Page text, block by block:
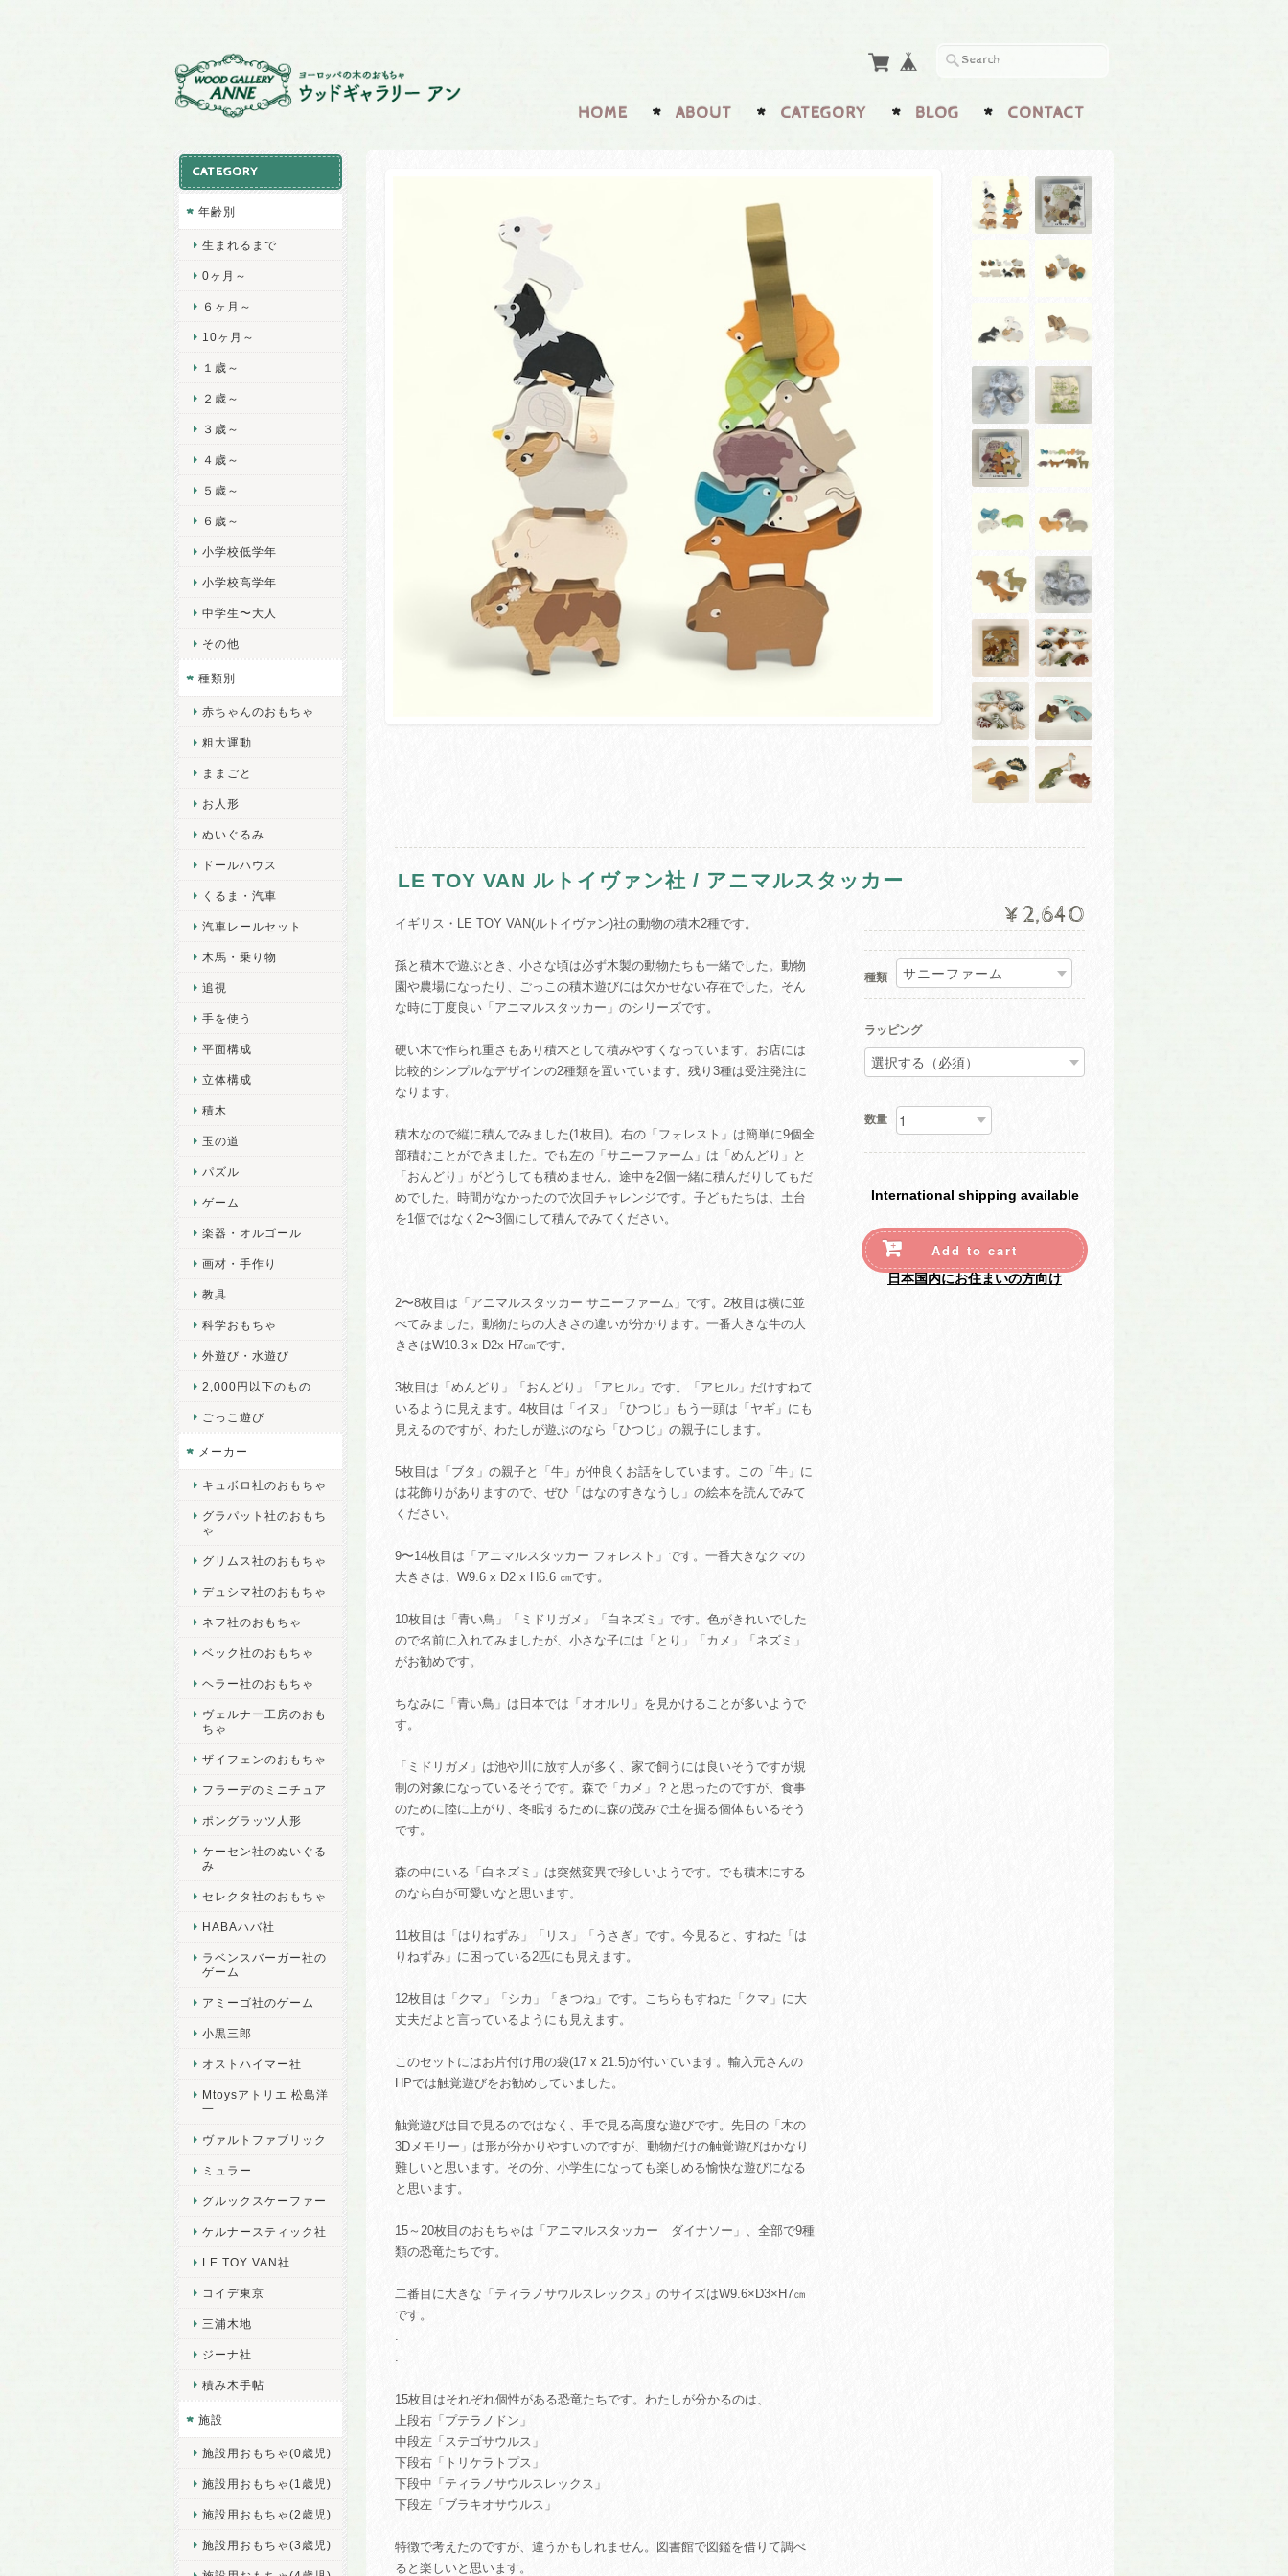
HOME ABOUT CATEGORY BLOG CONTACT
LE TOY VAN ルトイヴァン社 / アニマルスタッカー
イギリス・LE TOY VAN(ルトイヴァン)社の動物の積木2種です。
孫と積木で遊ぶとき、小さな頃は必ず木製の動物たちも一緒でした。動物
園や農場になったり、ごっこの積木遊びには欠かせない存在でした。そん
な時に丁度良い「アニマルスタッカー」のシリーズです。
硬い木で作られ重さもあり積木として積みやすくなっています。お店には
比較的シンプルなデザインの2種類を置いています。残り3種は受注発注に
なります。
積木なので縦に積んでみました(1枚目)。右の「フォレスト」は簡単に9個全
部積むことができました。でも左の「サニーファーム」は「めんどり」と
「おんどり」がどうしても積めません。途中を2個一緒に積んだりしてもだ
めでした。時間がなかったので次回チャレンジです。子どもたちは、土台
を1個ではなく2〜3個にして積んでみてください。
2〜8枚目は「アニマルスタッカー サニーファーム」です。2枚目は横に並
べてみました。動物たちの大きさの違いが分かります。一番大きな牛の大
きさはW10.3 x D2x H7㎝です。
3枚目は「めんどり」「おんどり」「アヒル」です。「アヒル」だけすねて
いるように見えます。4枚目は「イヌ」「ひつじ」もう一頭は「ヤギ」にも
見えるのですが、わたしが遊ぶのなら「ひつじ」の親子にします。
5枚目は「ブタ」の親子と「牛」が仲良くお話をしています。この「牛」に
は花飾りがありますので、ぜひ「はなのすきなうし」の絵本を読んでみて
ください。
9〜14枚目は「アニマルスタッカー フォレスト」です。一番大きなクマの
大きさは、W9.6 x D2 x H6.6 ㎝です。
10枚目は「青い鳥」「ミドリガメ」「白ネズミ」です。色がきれいでした
ので名前に入れてみましたが、小さな子には「とり」「カメ」「ネズミ」
がお勧めです。
ちなみに「青い鳥」は日本では「オオルリ」を見かけることが多いようで
す。
「ミドリガメ」は池や川に放す人が多く、家で飼うには良いそうですが規
制の対象になっているそうです。森で「カメ」？と思ったのですが、食事
のために陸に上がり、冬眠するために森の茂みで土を掘る個体もいるそう
です。
森の中にいる「白ネズミ」は突然変異で珍しいようです。でも積木にする
のなら白が可愛いなと思います。
11枚目は「はりねずみ」「リス」「うさぎ」です。今見ると、すねた「は
りねずみ」に困っている2匹にも見えます。
12枚目は「クマ」「シカ」「きつね」です。こちらもすねた「クマ」に大
丈夫だよと言っているようにも見えます。
このセットにはお片付け用の袋(17 x 21.5)が付いています。輸入元さんの
HPでは触覚遊びをお勧めしていました。
触覚遊びは目で見るのではなく、手で見る高度な遊びです。先日の「木の
3Dメモリー」は形が分かりやすいのですが、動物だけの触覚遊びはかなり
難しいと思います。その分、小学生になっても楽しめる愉快な遊びになる
と思います。
15～20枚目のおもちゃは「アニマルスタッカー ダイナソー」、全部で9種
類の恐竜たちです。
二番目に大きな「ティラノサウルスレックス」のサイズはW9.6×D3×H7㎝
です。
15枚目はそれぞれ個性がある恐竜たちです。わたしが分かるのは、
上段右「プテラノドン」
中段左「ステゴサウルス」
下段右「トリケラトプス」
下段中「ティラノサウルスレックス」
下段左「ブラキオサウルス」
特徴で考えたのですが、違うかもしれません。図書館で図鑑を借りて調べ
ると楽しいと思います。
¥2,640
種類
ラッピング
数量
International shipping available
Add to cart
日本国内にお住まいの方向け
CATEGORY
年齢別
生まれるまで
0ヶ月～
６ヶ月～
10ヶ月～
１歳～
２歳～
３歳～
４歳～
５歳～
６歳～
小学校低学年
小学校高学年
中学生〜大人
その他
種類別
赤ちゃんのおもちゃ
粗大運動
ままごと
お人形
ぬいぐるみ
ドールハウス
くるま・汽車
汽車レールセット
木馬・乗り物
追視
手を使う
平面構成
立体構成
積木
玉の道
パズル
ゲーム
楽器・オルゴール
画材・手作り
教具
科学おもちゃ
外遊び・水遊び
2,000円以下のもの
ごっこ遊び
メーカー
キュボロ社のおもちゃ
グラパット社のおもち
ゃ
グリムス社のおもちゃ
デュシマ社のおもちゃ
ネフ社のおもちゃ
ベック社のおもちゃ
ヘラー社のおもちゃ
ヴェルナー工房のおも
ちゃ
ザイフェンのおもちゃ
フラーデのミニチュア
ポングラッツ人形
ケーセン社のぬいぐる
み
セレクタ社のおもちゃ
HABAハバ社
ラベンスバーガー社の
ゲーム
アミーゴ社のゲーム
小黒三郎
オストハイマー社
Mtoysアトリエ 松島洋
一
ヴァルトファブリック
ミュラー
グルックスケーファー
ケルナースティック社
LE TOY VAN社
コイデ東京
三浦木地
ジーナ社
積み木手帖
施設
施設用おもちゃ(0歳児)
施設用おもちゃ(1歳児)
施設用おもちゃ(2歳児)
施設用おもちゃ(3歳児)